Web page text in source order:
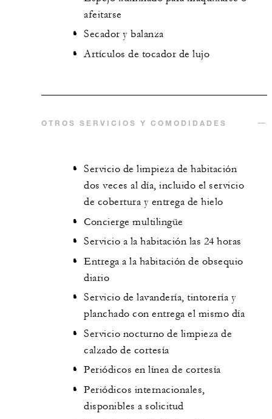
afeitarse
Secador y balanza
Artículos de tocador de lujo
OTROS SERVICIOS Y COMODIDADES
Servicio de limpieza de habitación
dos veces al día, incluido el servicio
de cobertura y entrega de hielo
Concierge multilingüe
Servicio a la habitación las 24 horas
Entrega a la habitación de obsequio
diario
Servicio de lavandería, tintorería y
planchado con entrega el mismo día
Servicio nocturno de limpieza de
calzado de cortesía
Periódicos en línea de cortesía
Periódicos internacionales,
disponibles a solicitud